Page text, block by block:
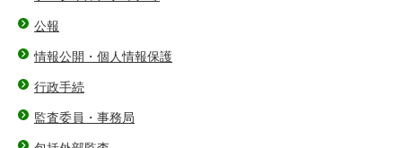
公報
情報公開・個人情報保護
行政手続
監査委員・事務局